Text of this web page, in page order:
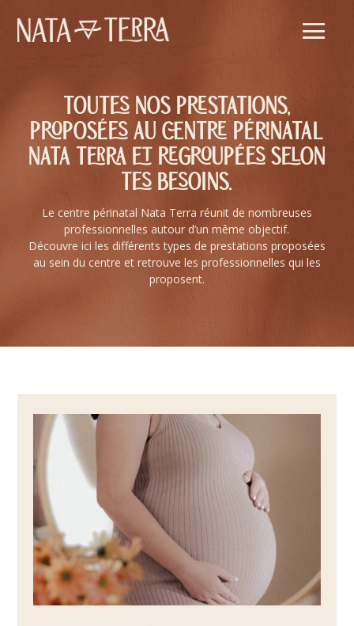
vidéo
Toutes nos prestations,
proposées au centre périnatal
nata terra et regroupées selon
tes besoins.
Le centre périnatal Nata Terra réunit de nombreuses
professionnelles autour d’un même objectif.
Découvre ici les différents types de prestations proposées
au sein du centre et retrouve les professionnelles qui les
proposent.